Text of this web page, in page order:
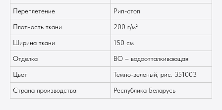
Переплетение
Рип-стоп
Плотность ткани
200 г/м²
Ширина ткани
150 см
Отделка
ВО – водоотталкивающая
Цвет
Темно-зеленый, рис. 351003
Страна производства
Республика Беларусь